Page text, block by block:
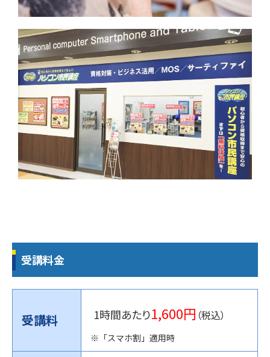
受講料金
受講料 1時間あたり1,600円 （税込）
※「スマホ割」適用時